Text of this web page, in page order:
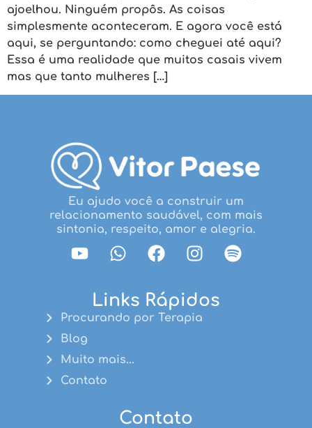
ajoelhou. Ninguém propôs. As coisas
simplesmente aconteceram. E agora você está
aqui, se perguntando: como cheguei até aqui?
Essa é uma realidade que muitos casais vivem
mas que tanto mulheres […]
Eu ajudo você a construir um
relacionamento saudável, com mais
sintonia, respeito, amor e alegria.
Links Rápidos
Procurando por Terapia
Blog
Muito mais...
Contato
Contato